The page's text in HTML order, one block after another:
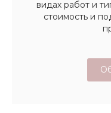
видах работ и
стоимость и